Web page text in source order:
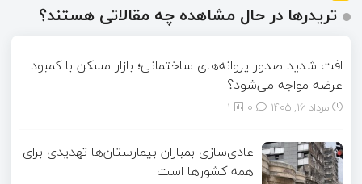
تریدرها در حال مشاهده چه مقالاتی هستند؟
افت شدید صدور پروانه‌های ساختمانی؛ بازار مسکن با کمبود
عرضه مواجه می‌شود؟
مرداد ۱۶, ۱۴۰۵ 1
عادی‌سازی بمباران بیمارستان‌ها تهدیدی برای
همه کشورها است